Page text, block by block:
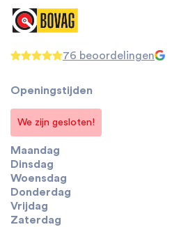
76 beoordelingen
Openingstijden
We zijn gesloten!
Maandag
Dinsdag
Woensdag
Donderdag
Vrijdag
Zaterdag